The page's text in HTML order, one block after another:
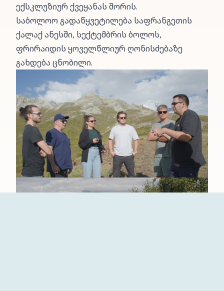
ექსკლუზიურ ქვეყანას შორის.
საბოლოო გადაწყვეტილება საფრანგეთის
ქალაქ ანესში, სექტემბრის ბოლოს,
ფრირაიდის ყოველწლიურ ღონისძებაზე
გახდება ცნობილი.